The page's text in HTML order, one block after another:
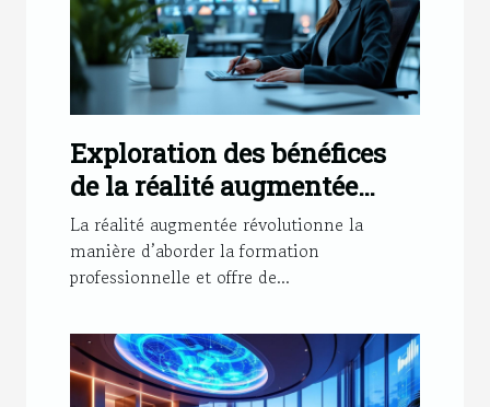
Exploration des bénéfices
de la réalité augmentée
dans la formation
professionnelle
La réalité augmentée révolutionne la
manière d’aborder la formation
professionnelle et offre de...